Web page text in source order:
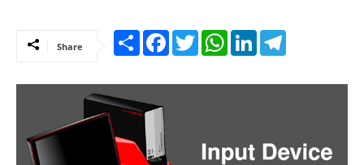
Share
Share FacebookTwitterWhatsApp
LinkedIn